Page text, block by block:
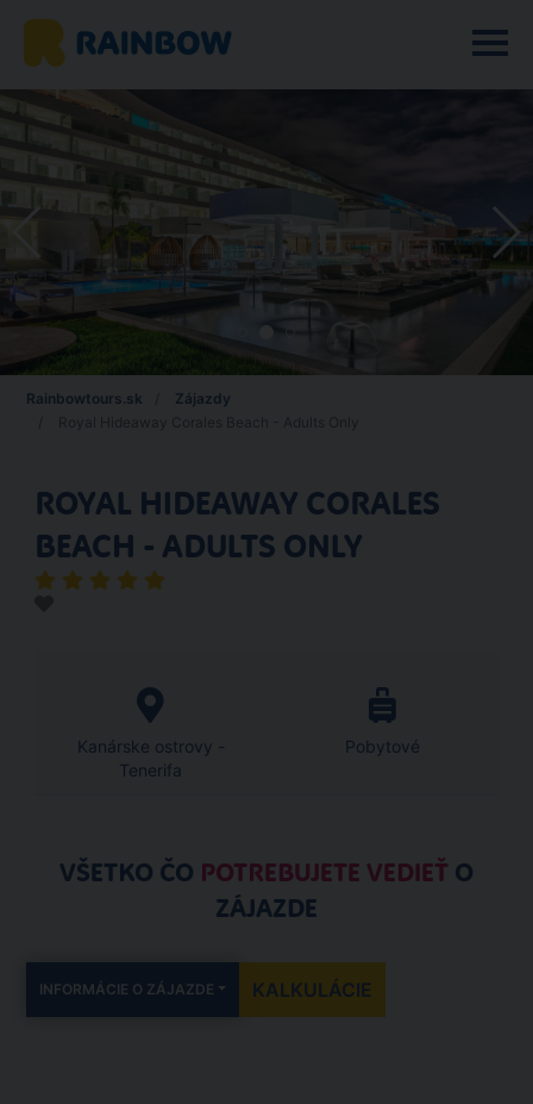
Rainbowtours.sk
Zájazdy
ROYAL HIDEAWAY CORALES
BEACH - ADULTS ONLY
Kanárske ostrovy -
Tenerifa
Pobytové
VŠETKO ČO POTREBUJETE VEDIEŤ O
ZÁJAZDE
INFORMÁCIE O ZÁJAZDE KALKULÁCIE